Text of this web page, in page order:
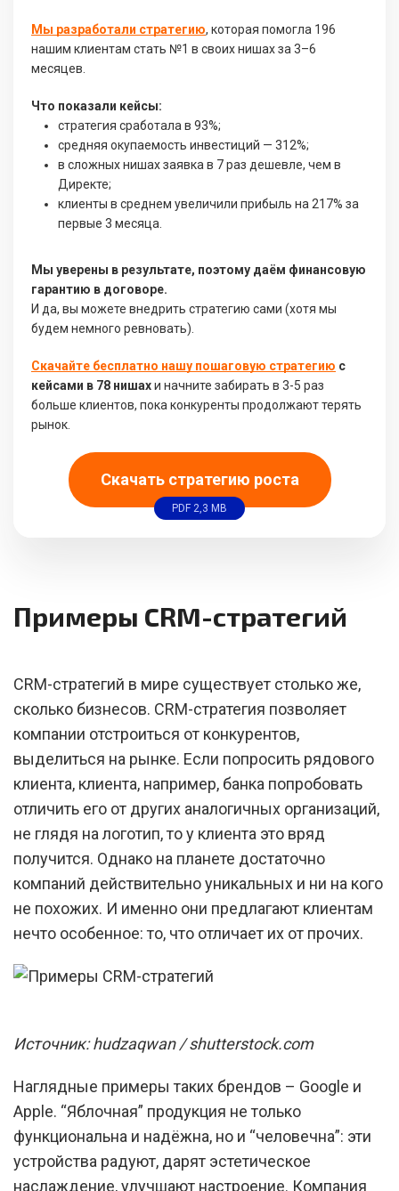
Мы разработали стратегию, которая помогла 196
нашим клиентам стать №1 в своих нишах за 3–6
месяцев.
Что показали кейсы:
стратегия сработала в 93%;
средняя окупаемость инвестиций — 312%;
в сложных нишах заявка в 7 раз дешевле, чем в
Директе;
клиенты в среднем увеличили прибыль на 217% за
первые 3 месяца.
Мы уверены в результате, поэтому даём финансовую
гарантию в договоре.
И да, вы можете внедрить стратегию сами (хотя мы
будем немного ревновать).
Скачайте бесплатно нашу пошаговую стратегию с
кейсами в 78 нишахи начните забирать в 3-5 раз
больше клиентов, пока конкуренты продолжают терять
рынок.
Скачать стратегию роста
PDF 2,3 MB
Примеры CRM-стратегий
CRM-стратегий в мире существует столько же,
сколько бизнесов. CRM-стратегия позволяет
компании отстроиться от конкурентов,
выделиться на рынке. Если попросить рядового
клиента, клиента, например, банка попробовать
отличить его от других аналогичных организаций,
не глядя на логотип, то у клиента это вряд
получится. Однако на планете достаточно
компаний действительно уникальных и ни на кого
не похожих. И именно они предлагают клиентам
нечто особенное: то, что отличает их от прочих.
Источник: hudzaqwan / shutterstock.com
Наглядные примеры таких брендов – Google и
Apple. “Яблочная” продукция не только
функциональна и надёжна, но и “человечна”: эти
устройства радуют, дарят эстетическое
наслаждение, улучшают настроение. Компания